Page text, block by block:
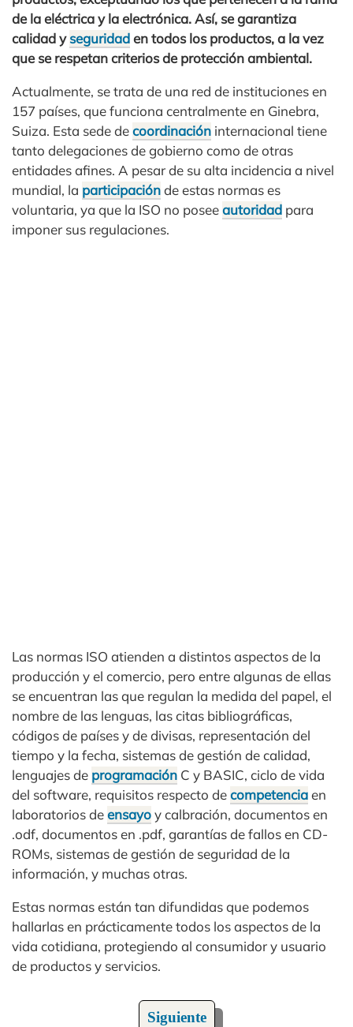
de la eléctrica y la electrónica. Así, se garantiza
calidad yseguridaden todos los productos, a la vez
que se respetan criterios de protección ambiental.
Actualmente, se trata de una red de instituciones en
157 países, que funciona centralmente en Ginebra,
Suiza. Esta sede decoordinación internacional tiene
tanto delegaciones de gobierno como de otras
entidades afines. A pesar de su alta incidencia a nivel
mundial, la participaciónde estas normas es
voluntaria, ya que la ISO no poseeautoridad para
imponer sus regulaciones.
Las normas ISO atienden a distintos aspectos de la
producción y el comercio, pero entre algunas de ellas
se encuentran las que regulan la medida del papel, el
nombre de las lenguas, las citas bibliográficas,
códigos de países y de divisas, representación del
tiempo y la fecha, sistemas de gestión de calidad,
lenguajes de programación C y BASIC, ciclo de vida
del software, requisitos respecto decompetenciaen
laboratorios deensayoy calbración, documentos en
.odf, documentos en .pdf, garantías de fallos en CD-
ROMs, sistemas de gestión de seguridad de la
información, y muchas otras.
Estas normas están tan difundidas que podemos
hallarlas en prácticamente todos los aspectos de la
vida cotidiana, protegiendo al consumidor y usuario
de productos y servicios.
Siguiente